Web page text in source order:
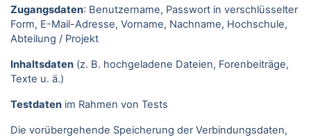
Zugangsdaten: Benutzername, Passwort in verschlüsselter
Form, E-Mail-Adresse, Vorname, Nachname, Hochschule,
Abteilung / Projekt
Inhaltsdaten (z. B. hochgeladene Dateien, Forenbeiträge,
Texte u. ä.)
Testdaten im Rahmen von Tests
Die vorübergehende Speicherung der Verbindungsdaten,